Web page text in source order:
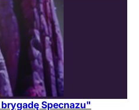
Specnazu"